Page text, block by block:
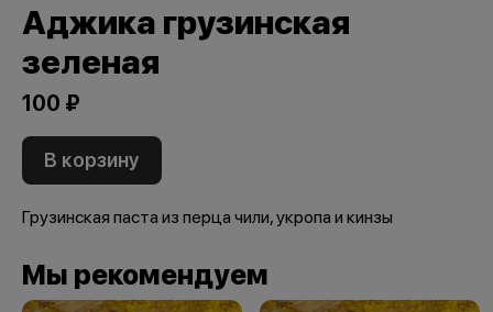
Аджика грузинская
зеленая
100 ₽
В корзину
Грузинская паста из перца чили, укропа и кинзы
Мы рекомендуем